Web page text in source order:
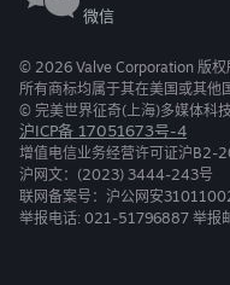
微信
© 2026 Valve Corporation 版权
所有商标均属于其在美国或其他
© 完美世界征奇(上海)多媒体科
沪ICP备 17051673号-4
增值电信业务经营许可证沪B2-
沪网文：(2023) 3444-243号
联网备案号：沪公网安
举报电话: 021-51796887 举报